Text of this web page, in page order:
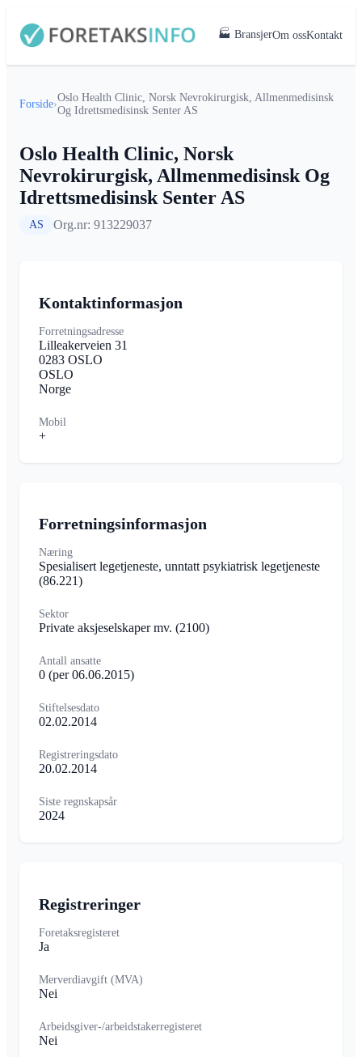
🏭 BransjerOm ossKontakt
Forside›
Oslo Health Clinic, Norsk Nevrokirurgisk, Allmenmedisinsk
Og Idrettsmedisinsk Senter AS
Oslo Health Clinic, Norsk
Nevrokirurgisk, Allmenmedisinsk Og
Idrettsmedisinsk Senter AS
AS Org.nr: 913229037
Kontaktinformasjon
Forretningsadresse
Lilleakerveien 31
0283 OSLO
OSLO
Norge
Mobil
+
Forretningsinformasjon
Næring
Spesialisert legetjeneste, unntatt psykiatrisk legetjeneste
(86.221)
Sektor
Private aksjeselskaper mv. (2100)
Antall ansatte
0 (per 06.06.2015)
Stiftelsesdato
02.02.2014
Registreringsdato
20.02.2014
Siste regnskapsår
2024
Registreringer
Foretaksregisteret
Ja
Merverdiavgift (MVA)
Nei
Arbeidsgiver-/arbeidstakerregisteret
Nei